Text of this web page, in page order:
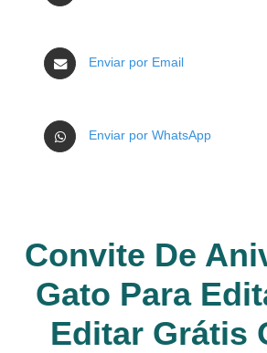
Enviar por Email
Enviar por WhatsApp
Convite De
Gato Para
Editar Grátis